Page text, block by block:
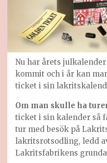
Nu har årets
kommit och i år kan
ticket i sin
Om man skulle ha
ticket i sin kalender så
tur med besök på
lakritsrotsodling, ledd
Lakritsfabrikens